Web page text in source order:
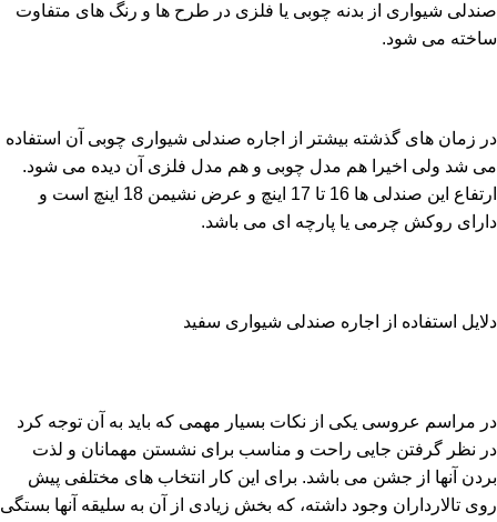
صندلی شیواری از بدنه چوبی یا فلزی در طرح ها و رنگ های متفاوت
ساخته می شود.
در زمان های گذشته بیشتر از اجاره صندلی شیواری چوبی آن استفاده
می شد ولی اخیرا هم مدل چوبی و هم مدل فلزی آن دیده می شود.
ارتفاع این صندلی ها 16 تا 17 اینچ و عرض نشیمن 18 اینچ است و
دارای روکش چرمی یا پارچه ای می باشد.
دلایل استفاده از اجاره صندلی شیواری سفید
در مراسم عروسی یکی از نکات بسیار مهمی که باید به آن توجه کرد
در نظر گرفتن جایی راحت و مناسب برای نشستن مهمانان و لذت
بردن آنها از جشن می باشد. برای این کار انتخاب های مختلفی پیش
روی تالارداران وجود داشته، که بخش زیادی از آن به سلیقه آنها بستگی